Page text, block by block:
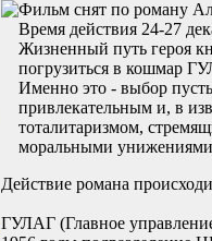
Фильм снят по роману
Время действия 24-27
Жизненный путь героя
погрузиться в кошмар
Именно это - выбор
привлекательным и, в
тоталитаризмом,
моральными
Действие романа
ГУЛАГ (Главное